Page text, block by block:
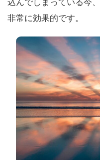
込んでしまっている今、
非常に効果的です。